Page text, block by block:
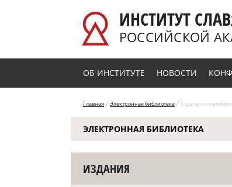
ИНСТИТУТ
РОССИЙСКОЙ
ОБ ИНСТИТУТЕ НОВОСТИ
Главная / Электронная библиотека / Стратегии
ЭЛЕКТРОННАЯ БИБЛИОТЕКА
ИЗДАНИЯ